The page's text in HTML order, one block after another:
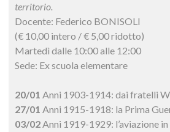
territorio.
Docente: Federico BONISOLI
(€ 10,00 intero / € 5,00 ridotto)
Martedì dalle 10:00 alle 12:00
Sede: Ex scuola elementare
20/01 Anni 1903-1914: dai fratelli
27/01 Anni 1915-1918: la Prima
03/02Anni 1919-1929: l’aviazione